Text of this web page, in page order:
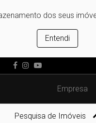
dos seus
Entendi
Empresa
Pesquisa de Imóveis